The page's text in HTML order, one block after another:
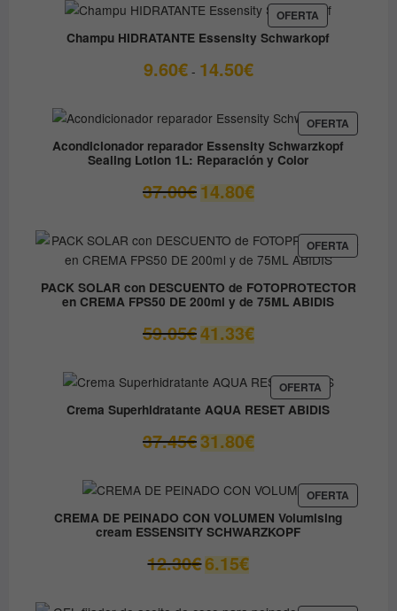
OFERTA PRODUCTO
EN
OFERTA
Champu HIDRATANTE Essensity Schwarkopf
9.60€ - 14.50€Rango
desde
9.60€
hasta
14.50€
OFERTA
EN
Acondicionador reparador Essensity Schwarzkopf
Sealing Lotion 1L: Reparación y Color
37.00€ El
precio
era:
37.00€.
14.80€El
precio
es:
14.80€.
OFERTA
EN
PACK SOLAR con DESCUENTO de FOTOPROTECTOR
en CREMA FPS50 DE 200ml y de 75ML ABIDIS
59.05€ El
precio
era:
59.05€.
41.33€El
precio
es:
41.33€.
OFERTAPRODUCTO
EN
OFERTA
Crema Superhidratante AQUA RESET ABIDIS
37.45€ El
precio
era:
37.45€.
31.80€El
precio
es:
31.80€.
OFERTA
EN
CREMA DE PEINADO CON VOLUMEN Volumising
cream ESSENSITY SCHWARZKOPF
12.30€El
precio
6.15€El
precio